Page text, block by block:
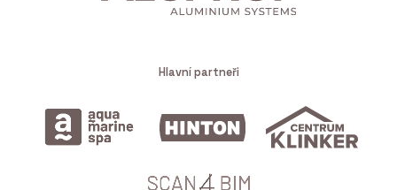
Hlavní partneři